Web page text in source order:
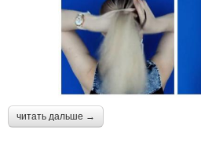
читать дальше →